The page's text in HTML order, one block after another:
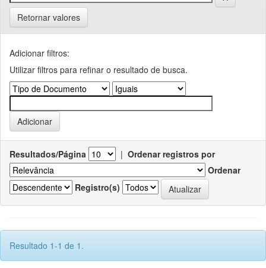
Retornar valores
Adicionar filtros:
Utilizar filtros para refinar o resultado de busca.
Resultados/Página | Ordenar registros por
Ordenar
Registro(s)
Resultado 1-1 de 1.